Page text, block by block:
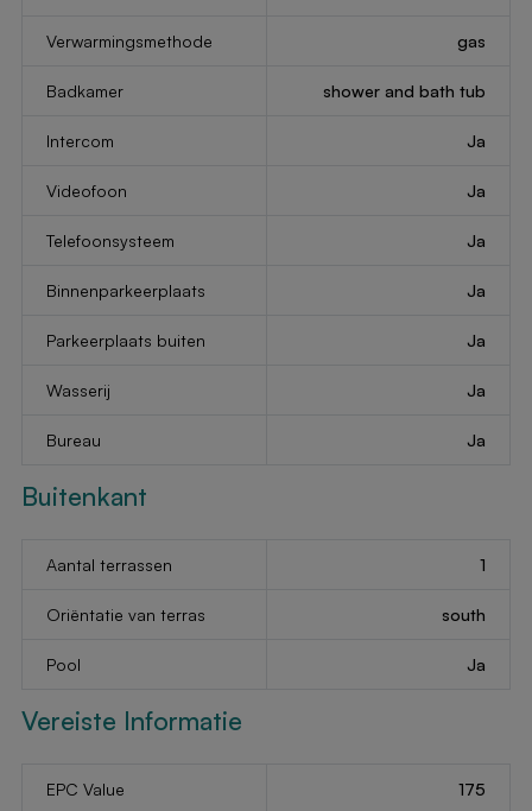
Verwarmingsmethode gas
Badkamer shower and bath tub
Intercom Ja
Videofoon Ja
Telefoonsysteem Ja
Binnenparkeerplaats Ja
Parkeerplaats buiten Ja
Wasserij Ja
Bureau Ja
Buitenkant
Aantal terrassen 1
Oriëntatie van terras south
Pool Ja
Vereiste Informatie
EPC Value 175